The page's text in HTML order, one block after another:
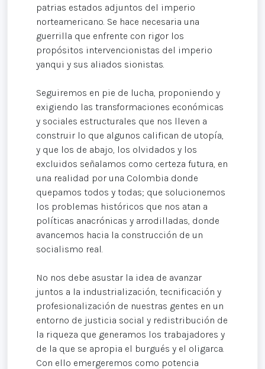
patrias estados adjuntos del imperio
norteamericano. Se hace necesaria una
guerrilla que enfrente con rigor los
propósitos intervencionistas del imperio
yanqui y sus aliados sionistas.
Seguiremos en pie de lucha, proponiendo y
exigiendo las transformaciones económicas
y sociales estructurales que nos lleven a
construir lo que algunos califican de utopía,
y que los de abajo, los olvidados y los
excluidos señalamos como certeza futura, en
una realidad por una Colombia donde
quepamos todos y todas; que solucionemos
los problemas históricos que nos atan a
políticas anacrónicas y arrodilladas, donde
avancemos hacia la construcción de un
socialismo real.
No nos debe asustar la idea de avanzar
juntos a la industrialización, tecnificación y
profesionalización de nuestras gentes en un
entorno de justicia social y redistribución de
la riqueza que generamos los trabajadores y
de la que se apropia el burgués y el oligarca.
Con ello emergeremos como potencia